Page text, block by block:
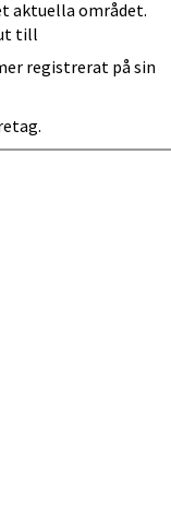
aktuella området.
till
registrerat på sin